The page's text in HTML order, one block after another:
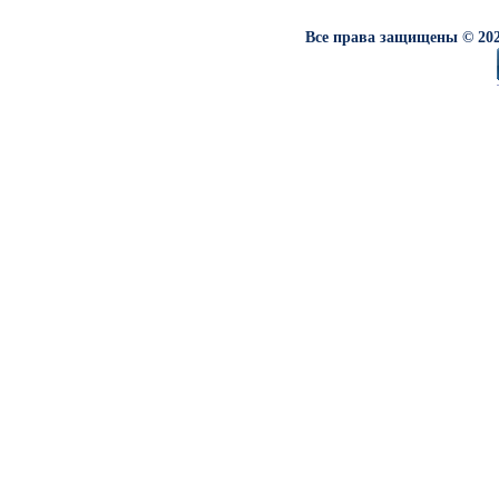
Все права защищены ©